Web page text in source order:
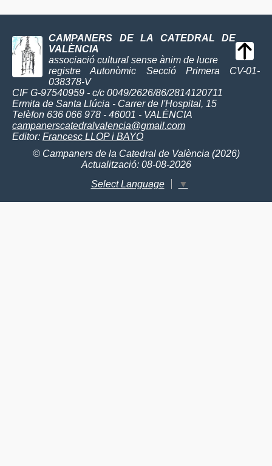
CAMPANERS DE LA CATEDRAL DE
VALÈNCIA
associació cultural sense ànim de lucre
registre Autonòmic Secció Primera CV-01-
038378-V
CIF G-97540959 - c/c 0049/2626/86/2814120711
Ermita de Santa Llúcia - Carrer de l'Hospital, 15
Telèfon 636 066 978 - 46001 - VALÈNCIA
campanerscatedralvalencia@gmail.com
Editor: Francesc LLOP i BAYO
© Campaners de la Catedral de València (2026)
Actualització: 08-08-2026
Select Language
▼